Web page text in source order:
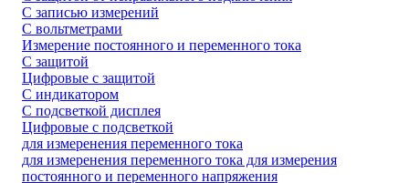
С записью измерений
С вольтметрами
Измерение постоянного и переменного тока
С защитой
Цифровые с защитой
С индикатором
С подсветкой дисплея
Цифровые с подсветкой
для измеренения переменного тока
для измеренения переменного тока для измерения
постоянного и переменного напряжения